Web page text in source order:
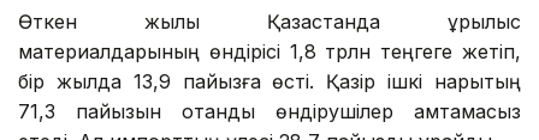
Өткен жылы Қазақстанда құрылыс
материалдарының өндірісі 1,8 трлн теңгеге жетіп,
бір жылда 13,9 пайызға өсті. Қазір ішкі нарықтың
71,3 пайызын отандық өндірушілер қамтамасыз